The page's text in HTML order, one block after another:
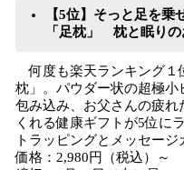
【5位】そっと足を
「足枕」 枕と眠りの
何度も楽天ランキング１
枕」。パウダー状の超極小
包み込み、お父さんの疲れ
くれる健康ギフトが5位に
トラッピングとメッセージ
価格：2,980円（税込）～